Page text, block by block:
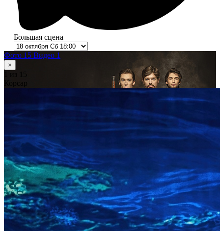
Большая сцена
Фото 15 Видео 1
×
из 15
Корсар